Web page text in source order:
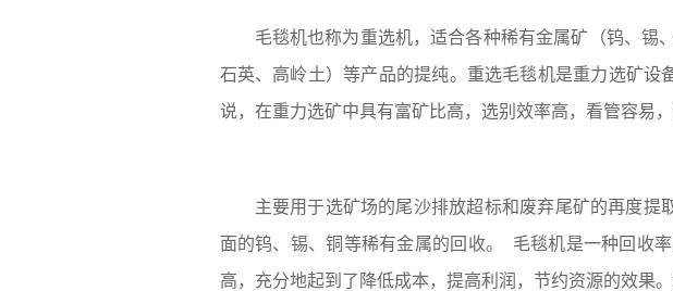
毛毯机也称为重选机，适合各种稀有金属矿（钨、锡
石英、高岭土）等产品的提纯。重选毛毯机是重力选矿
说，在重力选矿中具有富矿比高，选别效率高，看管容易
主要用于选矿场的尾沙排放超标和废弃尾矿的再度
面的钨、锡、铜等稀有金属的回收。 毛毯机是一种回收
高，充分地起到了降低成本，提高利润，节约资源的效果。